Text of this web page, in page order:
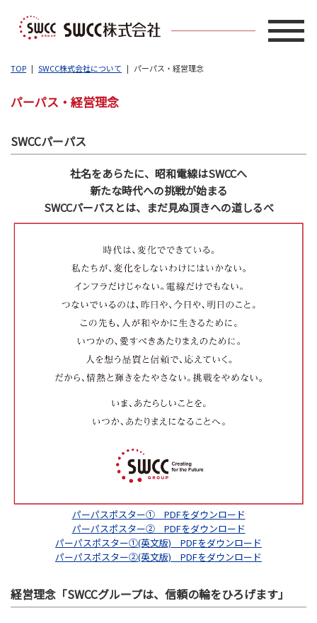
TOP SWCC株式会社について パーパス・経営理念
パーパス・経営理念
SWCCパーパス
社名をあらたに、昭和電線はSWCCへ
新たな時代への挑戦が始まる
SWCCパーパスとは、まだ見ぬ頂きへの道しるべ
パーパスポスター① PDFをダウンロード
パーパスポスター② PDFをダウンロード
パーパスポスター①(英文版) PDFをダウンロード
パーパスポスター②(英文版) PDFをダウンロード
経営理念「SWCCグループは、信頼の輪をひろげます」